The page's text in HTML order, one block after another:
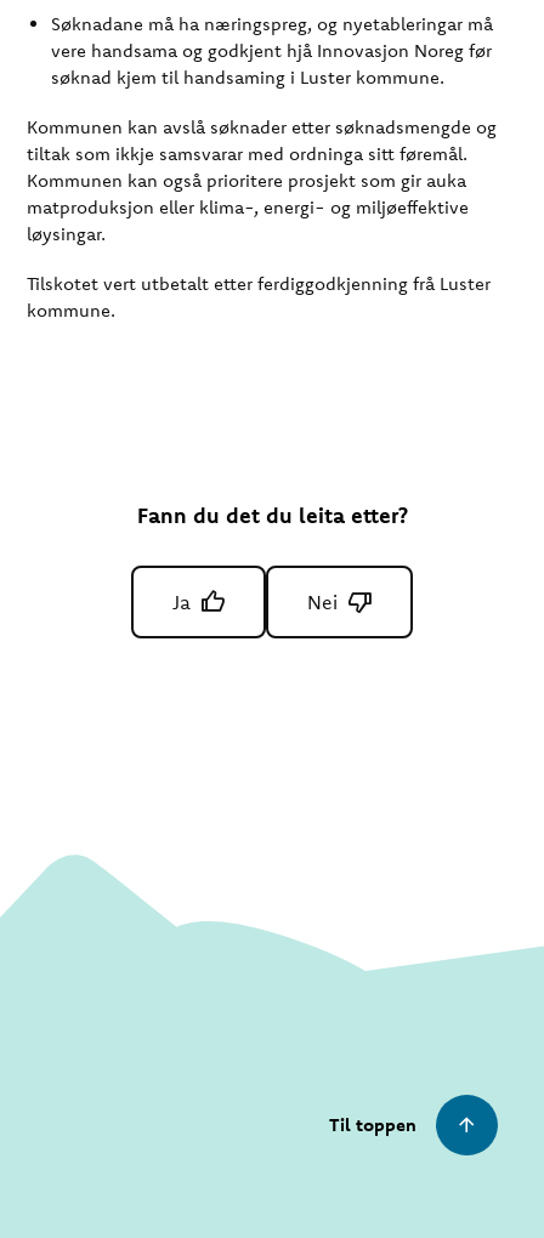
Søknadane må ha næringspreg, og nyetableringar må
vere handsama og godkjent hjå Innovasjon Noreg før
søknad kjem til handsaming i Luster kommune.
Kommunen kan avslå søknader etter søknadsmengde og
tiltak som ikkje samsvarar med ordninga sitt føremål.
Kommunen kan også prioritere prosjekt som gir auka
matproduksjon eller klima-, energi- og miljøeffektive
løysingar.
Tilskotet vert utbetalt etter ferdiggodkjenning frå Luster
kommune.
Fann du det du leita etter?
Ja Nei
Til toppen